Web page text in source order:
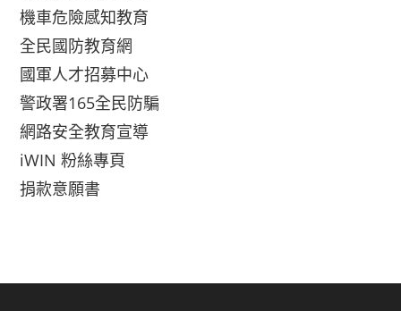
機車危險感知教育
全民國防教育網
國軍人才招募中心
警政署165全民防騙
網路安全教育宣導
iWIN 粉絲專頁
捐款意願書